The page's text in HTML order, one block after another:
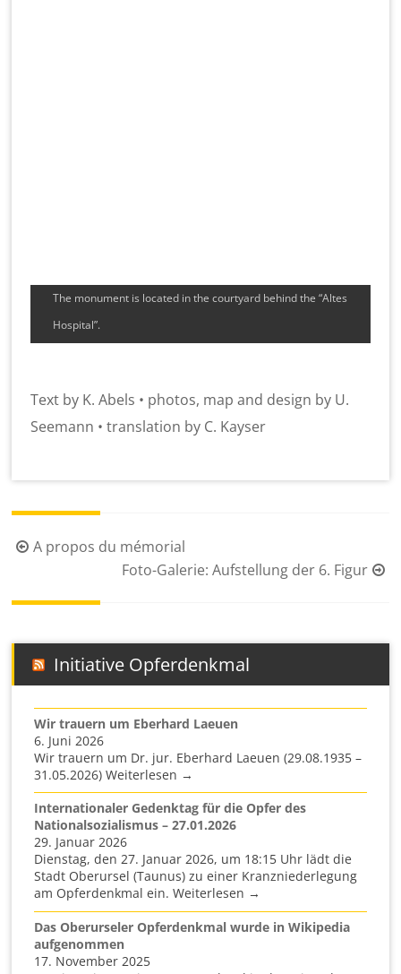
The monument is located in the courtyard behind the “Altes
Hospital”.
Text by K. Abels • photos, map and design by U.
Seemann • translation by C. Kayser
Beitragsnavigation
A propos du mémorial
Foto-Galerie: Aufstellung der 6. Figur
Initiative Opferdenkmal
Wir trauern um Eberhard Laeuen
6. Juni 2026
Wir trauern um Dr. jur. Eberhard Laeuen (29.08.1935 –
31.05.2026) Weiterlesen →
Internationaler Gedenktag für die Opfer des
Nationalsozialismus – 27.01.2026
29. Januar 2026
Dienstag, den 27. Januar 2026, um 18:15 Uhr lädt die
Stadt Oberursel (Taunus) zu einer Kranzniederlegung
am Opferdenkmal ein. Weiterlesen →
Das Oberurseler Opferdenkmal wurde in Wikipedia
aufgenommen
17. November 2025